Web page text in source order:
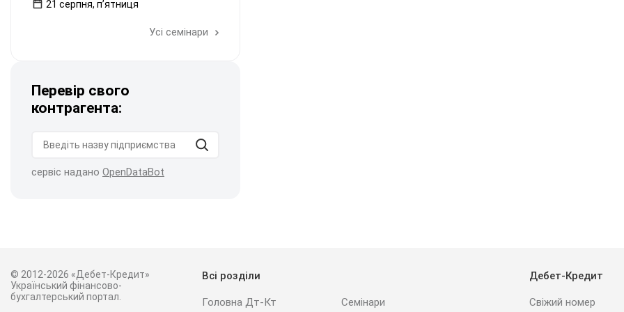
21 серпня, пʼятниця
Усі семінари
Перевір свого
контрагента:
сервіс надано OpenDataBot
© 2012-2026 «Дебет-Кредит»
Український фінансово-
бухгалтерський портал.
Всі розділи
Головна Дт-Кт Семінари
Дебет-Кредит
Свіжий номер